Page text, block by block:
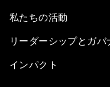
私たちの活動
リーダーシップとガバ
インパクト